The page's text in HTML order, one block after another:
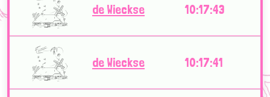
de Wieckse 10:17:43
de Wieckse 10:17:41